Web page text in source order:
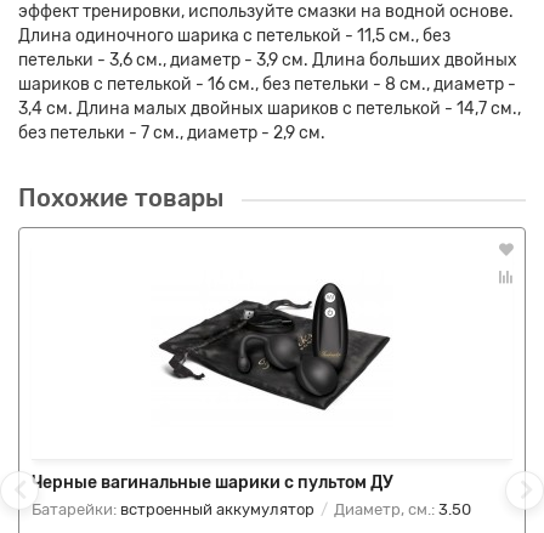
эффект тренировки, используйте смазки на водной основе.
Длина одиночного шарика с петелькой - 11,5 см., без
петельки - 3,6 см., диаметр - 3,9 см. Длина больших двойных
шариков с петелькой - 16 см., без петельки - 8 см., диаметр -
3,4 см. Длина малых двойных шариков с петелькой - 14,7 см.,
без петельки - 7 см., диаметр - 2,9 см.
Похожие товары
Черные вагинальные шарики с пультом ДУ
Батарейки: встроенный аккумулятор Диаметр, см.: 3.50